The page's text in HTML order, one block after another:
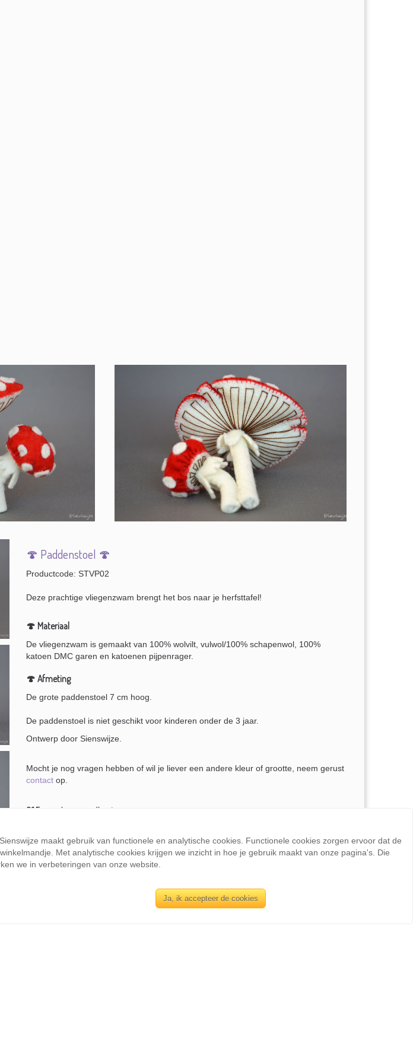
🍄 Paddenstoel 🍄
Productcode: STVP02
Deze prachtige vliegenzwam brengt het bos naar je herfsttafel!
🍄 Materiaal
De vliegenzwam is gemaakt van 100% wolvilt, vulwol/100% schapenwol, 100%
katoen DMC garen en katoenen pijpenrager.
🍄 Afmeting
De grote paddenstoel 7 cm hoog.
De paddenstoel is niet geschikt voor kinderen onder de 3 jaar.
Ontwerp door Sienswijze.
Mocht je nog vragen hebben of wil je liever een andere kleur of grootte, neem gerust
contact op.
€15,- excl. verzendkosten
maakt gebruik van functionele en analytische cookies. Functionele cookies zorgen ervoor dat de
Met analytische cookies krijgen we inzicht in hoe je gebruik maakt van onze pagina's. Die
we in verbeteringen van onze website.
Ja, ik accepteer de cookies